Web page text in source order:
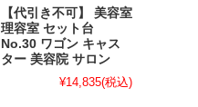
【代引き不可】 美容室
理容室 セット台
No.30 ワゴン キャス
ター 美容院 サロン
¥14,835(税込)